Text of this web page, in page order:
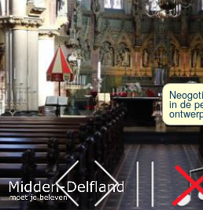
Leaflet| Map data ©OpenStreetMap
contributors,CC-BY-SA, Imagery © Mapbox
in de